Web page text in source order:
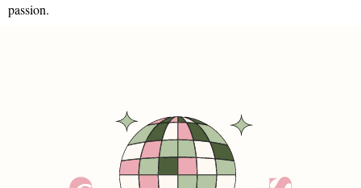
passion.